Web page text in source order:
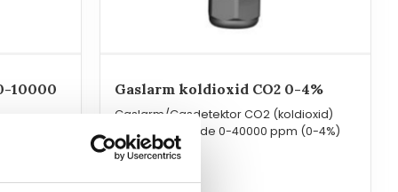
10000
Gaslarm koldioxid CO2 0-4%
Gaslarm/Gasdetektor CO2 (koldioxid)
med mätområde 0-40000 ppm (0-4%)